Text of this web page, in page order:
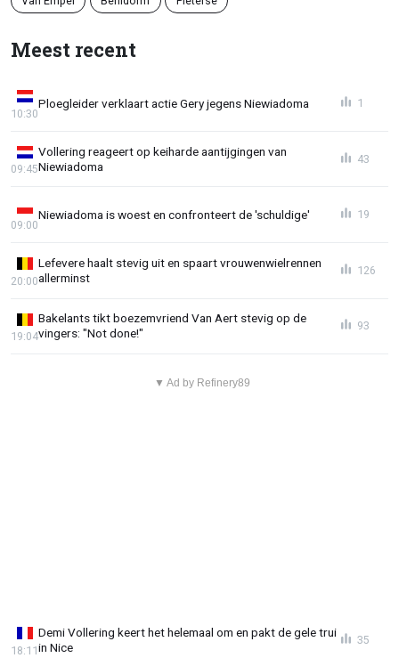
Meest recent
Ploegleider verklaart actie Gery jegens Niewiadoma
10:30
1
Vollering reageert op keiharde aantijgingen van
Niewiadoma
09:45
43
Niewiadoma is woest en confronteert de 'schuldige'
09:00
19
Lefevere haalt stevig uit en spaart vrouwenwielrennen
allerminst
20:00
126
Bakelants tikt boezemvriend Van Aert stevig op de
vingers: "Not done!"
19:04
93
▼ Ad by Refinery89
Demi Vollering keert het helemaal om en pakt de gele trui
in Nice
18:11
35